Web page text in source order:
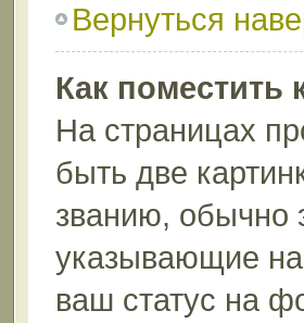
Вернуться
Как поместить
На страницах
быть две
званию, обычно
указывающие
ваш статус на